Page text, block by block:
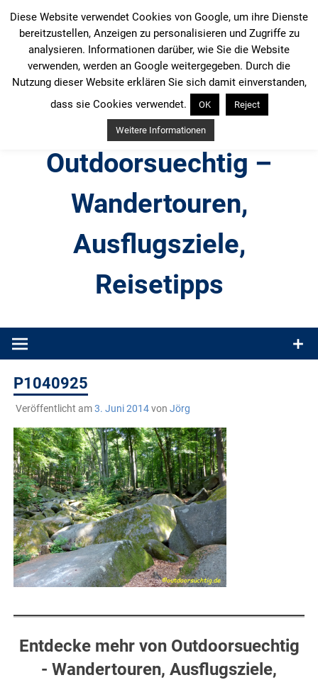
Inhalt
springen
Outdoorsuechtig –
Wandertouren,
Ausflugsziele,
Reisetipps
Produkttests und Buchrezensionen. Ein Blog für alle, die gern
P1040925
Veröffentlicht am3. Juni 2014von Jörg
Entdecke mehr von Outdoorsuechtig
- Wandertouren, Ausflugsziele,
Diese Website verwendet Cookies von Google, um ihre Dienste
bereitzustellen, Anzeigen zu personalisieren und Zugriffe zu
analysieren. Informationen darüber, wie Sie die Website
verwenden, werden an Google weitergegeben. Durch die
Nutzung dieser Website erklären Sie sich damit einverstanden,
dass sie Cookies verwendet.
OK Reject
Weitere Informationen